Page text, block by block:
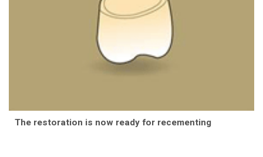
The restoration is now ready for recementing